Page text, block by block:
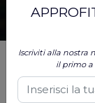
Anche i
bellissime
gastronomia e
Iscriviti alla nostra
il primo a